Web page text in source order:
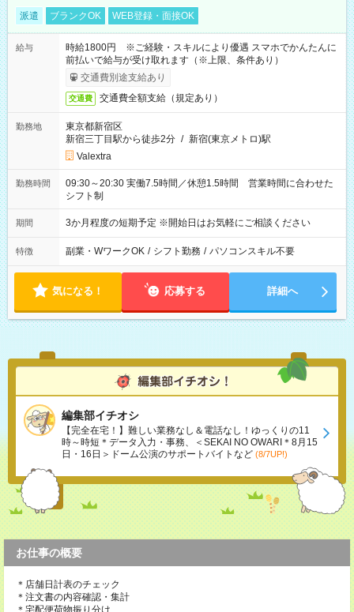
派遣 ブランクOK WEB登録・面接OK
給与
時給1800円 ※ご経験・スキルにより優遇 スマホでかんたんに
前払いで給与が受け取れます（※上限、条件あり）
交通費別途支給あり
交通費 交通費全額支給（規定あり）
勤務地
東京都新宿区
新宿三丁目駅から徒歩2分 / 新宿(東京メトロ)駅
Valextra
勤務時間
09:30～20:30 実働7.5時間／休憩1.5時間 営業時間に合わせた
シフト制
期間 3か月程度の短期予定 ※開始日はお気軽にご相談ください
特徴 副業・WワークOK / シフト勤務 / パソコンスキル不要
気になる！ 応募する 詳細へ
編集部イチオシ
【完全在宅！】難しい業務なし＆電話なし！ゆっくりの11
時～時短＊データ入力・事務、＜SEKAI NO OWARI＊8月15
日・16日＞ドーム公演のサポートバイトなど (8/7UP!)
お仕事の概要
＊店舗日計表のチェック
＊注文書の内容確認・集計
＊宅配便荷物振り分け